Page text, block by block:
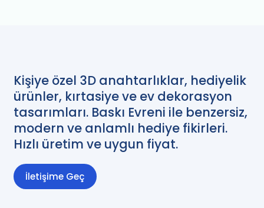
Kişiye özel 3D anahtarlıklar, hediyelik
ürünler, kırtasiye ve ev dekorasyon
tasarımları. Baskı Evreni ile benzersiz,
modern ve anlamlı hediye fikirleri.
Hızlı üretim ve uygun fiyat.
İletişime Geç